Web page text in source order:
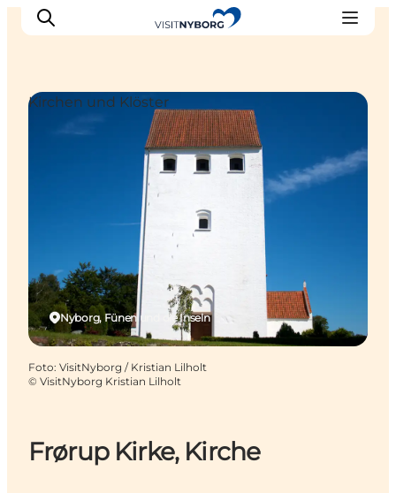
Erlebnisse in Nyborg
Veranstaltungen
Übernachtung
Reiseplanung
Buchen & kaufen
Frørup Kirke, Kirche
Nyborg, Fünen und die Inseln
Kirchen und Klöster
Foto: VisitNyborg / Kristian Lilholt
© VisitNyborg Kristian Lilholt